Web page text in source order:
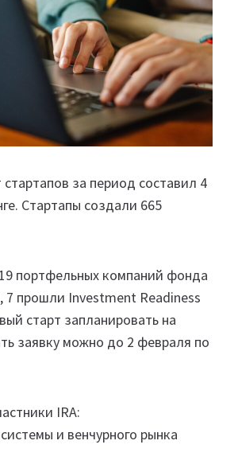
за период составил 4
Стартапы создали 665
портфельных компаний фонда
7 прошли Investment Readiness
старт запланировать на
заявку можно до 2 февраля по
IRA:
и венчурного рынка